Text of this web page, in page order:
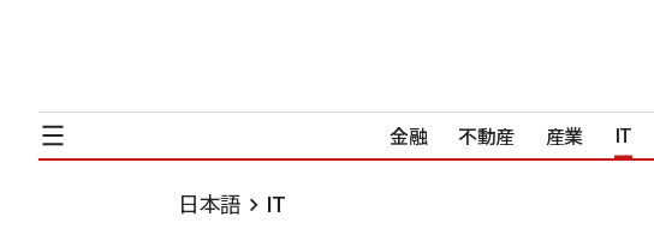
金融 不動産 産業 IT
日本語 IT